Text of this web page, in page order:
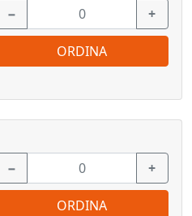
− +
ORDINA
− +
ORDINA